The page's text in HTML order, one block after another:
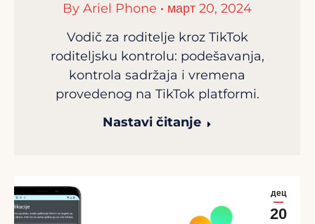
By Ariel Phone
март 20, 2024
Vodič za roditelje kroz TikTok
roditeljsku kontrolu: podešavanja,
kontrola sadržaja i vremena
provedenog na TikTok platformi.
Nastavi čitanje
дец
20